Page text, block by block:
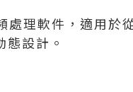
理軟件，適用於
設計。